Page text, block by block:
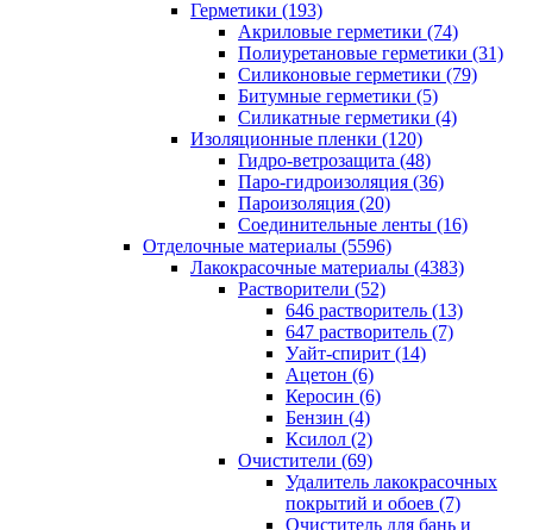
Герметики (193)
Акриловые герметики (74)
Полиуретановые герметики (31)
Силиконовые герметики (79)
Битумные герметики (5)
Силикатные герметики (4)
Изоляционные пленки (120)
Гидро-ветрозащита (48)
Паро-гидроизоляция (36)
Пароизоляция (20)
Соединительные ленты (16)
Отделочные материалы (5596)
Лакокрасочные материалы (4383)
Растворители (52)
646 растворитель (13)
647 растворитель (7)
Уайт-спирит (14)
Ацетон (6)
Керосин (6)
Бензин (4)
Ксилол (2)
Очистители (69)
Удалитель лакокрасочных
покрытий и обоев (7)
Очиститель для бань и